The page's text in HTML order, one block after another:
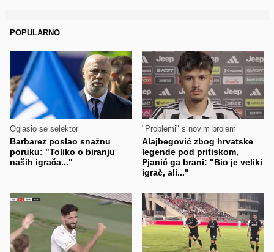
POPULARNO
Oglasio se selektor
Barbarez poslao snažnu
poruku: "Toliko o biranju
naših igrača..."
"Problemi" s novim brojem
Alajbegović zbog hrvatske
legende pod pritiskom,
Pjanić ga brani: "Bio je veliki
igrač, ali..."